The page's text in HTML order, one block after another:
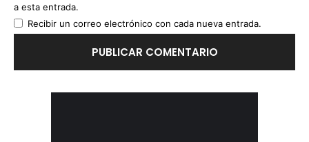
a esta entrada.
Recibir un correo electrónico con cada nueva entrada.